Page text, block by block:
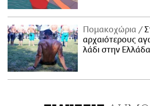
Πομακοχώρια
αρχαιότερους
λάδι στην Ελλάδα